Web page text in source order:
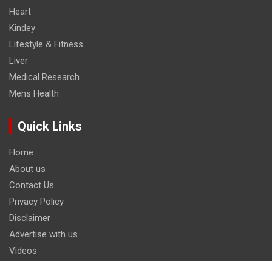
Heart
Kindey
Lifestyle & Fitness
Liver
Medical Research
Mens Health
Quick Links
Home
About us
Contact Us
Privacy Policy
Disclaimer
Advertise with us
Videos